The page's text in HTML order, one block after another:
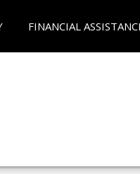
FINANCIAL